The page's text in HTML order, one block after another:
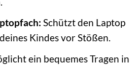
Schützt den Laptop
Kindes vor Stößen.
ein bequemes Tragen in